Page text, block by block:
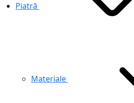
Piatră
Materiale